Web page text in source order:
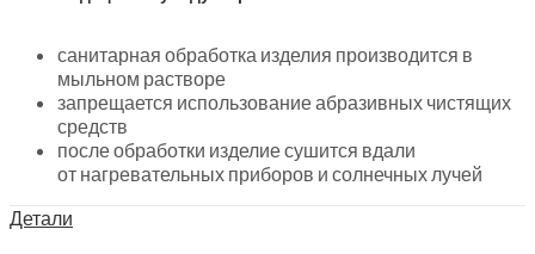
санитарная обработка изделия производится в
мыльном растворе
запрещается использование абразивных чистящих
средств
после обработки изделие сушится вдали
от нагревательных приборов и солнечных лучей
Детали